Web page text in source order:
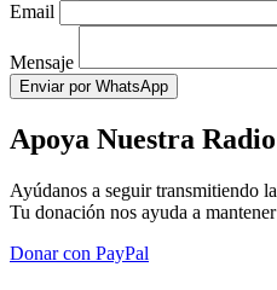
Email
Mensaje
Enviar por WhatsApp
Apoya Nuestra Radio
Ayúdanos a seguir transmitiendo
Tu donación nos ayuda a
Donar con PayPal